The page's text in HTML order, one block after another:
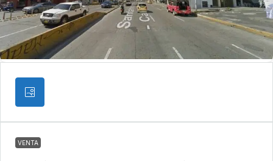
VENTA